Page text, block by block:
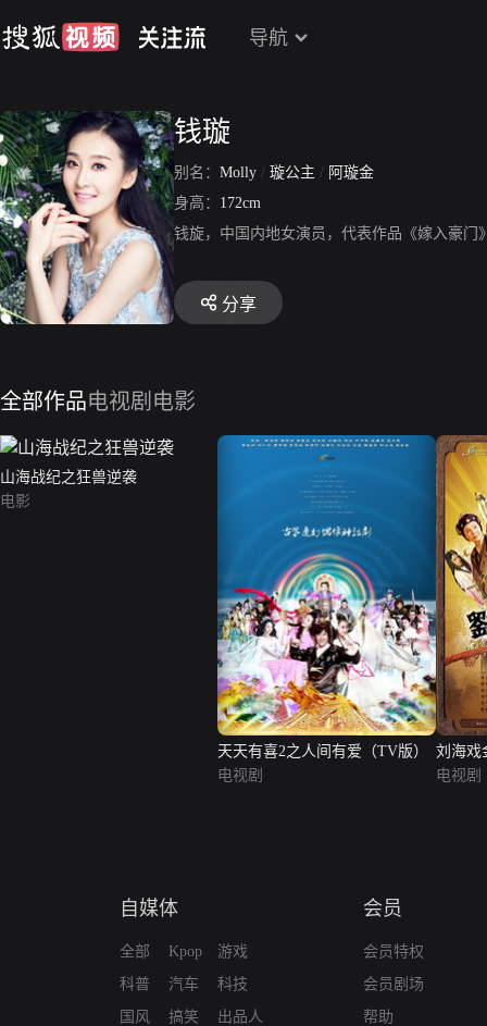
导航
钱璇
别名： Molly / 璇公主 / 阿璇金
身高： 172cm
钱旋，中国内地女演员，代表作品《嫁入豪
分享
全部作品电视剧 电影
山海战纪之狂兽逆袭
电影
天天有喜2之人间有爱（TV版）
电视剧
刘海戏
电视剧
自媒体
全部
科普
国风
Kpop
汽车
搞笑
游戏
科技
出品人
会员
会员特权
会员剧场
帮助